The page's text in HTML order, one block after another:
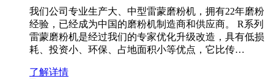
我们公司专业生产大、中型雷蒙磨粉机，拥有22年磨粉
经验，已经成为中国的磨粉机制造商和供应商。 R系列
雷蒙磨粉机是经过我们的专家优化升级改造，具有低损
耗、投资小、环保、占地面积小等优点，它比传…
了解详情